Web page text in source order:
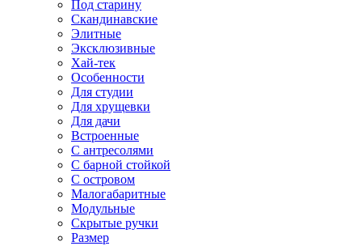
Под старину
Скандинавские
Элитные
Эксклюзивные
Хай-тек
Особенности
Для студии
Для хрущевки
Для дачи
Встроенные
С антресолями
С барной стойкой
С островом
Малогабаритные
Модульные
Скрытые ручки
Размер